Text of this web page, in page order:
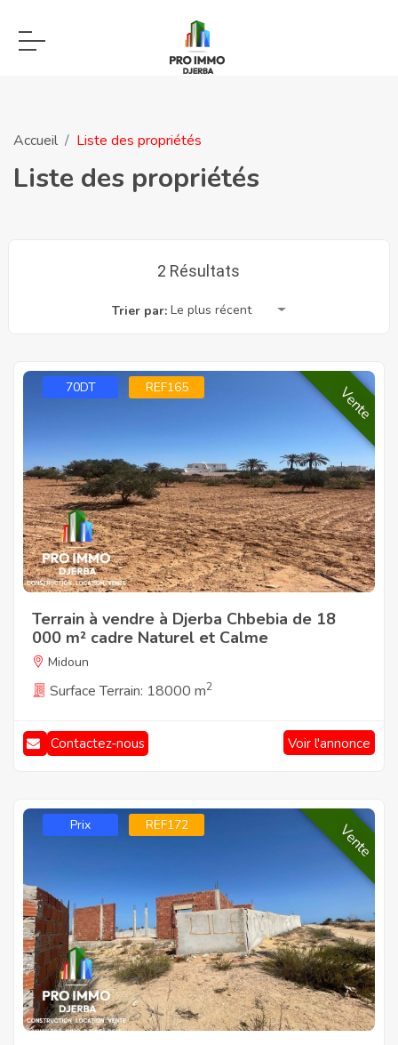
Accueil Liste des propriétés
Liste des propriétés
2 Résultats
Trier par: Le plus récent
70DT REF165 Vente
Terrain à vendre à Djerba Chbebia de 18
000 m² cadre Naturel et Calme
Midoun
Surface Terrain: 18000 m2
Contactez-nous Voir l'annonce
Prix REF172 Vente